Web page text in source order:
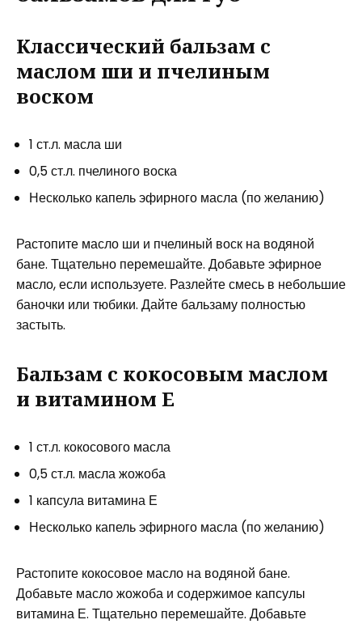
Классический бальзам с
маслом ши и пчелиным
воском
1 ст.л. масла ши
0,5 ст.л. пчелиного воска
Несколько капель эфирного масла (по желанию)
Растопите масло ши и пчелиный воск на водяной
бане. Тщательно перемешайте. Добавьте эфирное
масло, если используете. Разлейте смесь в небольшие
баночки или тюбики. Дайте бальзаму полностью
застыть.
Бальзам с кокосовым маслом
и витамином Е
1 ст.л. кокосового масла
0,5 ст.л. масла жожоба
1 капсула витамина Е
Несколько капель эфирного масла (по желанию)
Растопите кокосовое масло на водяной бане.
Добавьте масло жожоба и содержимое капсулы
витамина Е. Тщательно перемешайте. Добавьте